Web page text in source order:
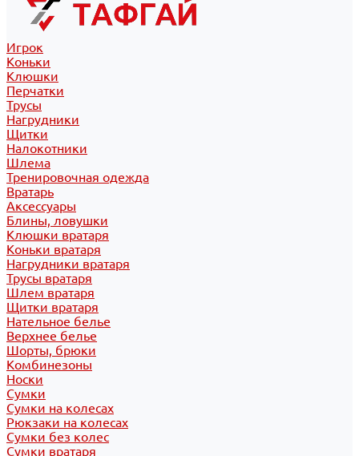
Игрок
Коньки
Клюшки
Перчатки
Трусы
Нагрудники
Щитки
Налокотники
Шлема
Тренировочная одежда
Вратарь
Аксессуары
Блины, ловушки
Клюшки вратаря
Коньки вратаря
Нагрудники вратаря
Трусы вратаря
Шлем вратаря
Щитки вратаря
Нательное белье
Верхнее белье
Шорты, брюки
Комбинезоны
Носки
Сумки
Сумки на колесах
Рюкзаки на колесах
Сумки без колес
Сумки вратаря